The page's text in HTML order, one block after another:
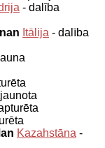
- dalība
Itālija - dalība
Kazahstāna -